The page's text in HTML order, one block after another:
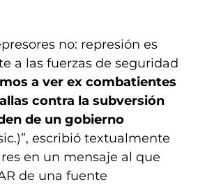
no: represión es
a las fuerzas de seguridad
a ver ex combatientes
contra la subversión
de un gobierno
escribió textualmente
en un mensaje al que
de una fuente